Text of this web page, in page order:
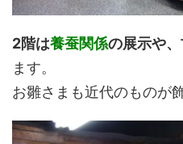
2階は養蚕関係の展示や
ます。
お雛さまも近代のものが